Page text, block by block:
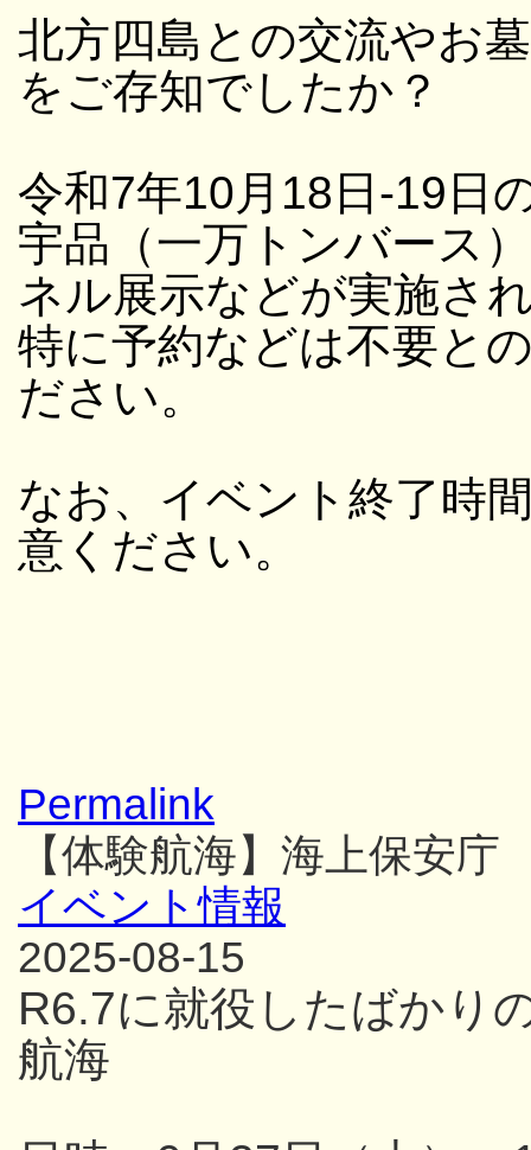
北方四島との交流やお
をご存知でしたか？
令和7年10月18日-19日
宇品（一万トンバース
ネル展示などが実施さ
特に予約などは不要と
ださい。
なお、イベント終了時
意ください。
Permalink
【体験航海】海上保安
イベント情報
2025-08-15
R6.7に就役したばかり
航海